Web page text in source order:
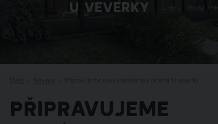
U VEVERKY
Připravujeme